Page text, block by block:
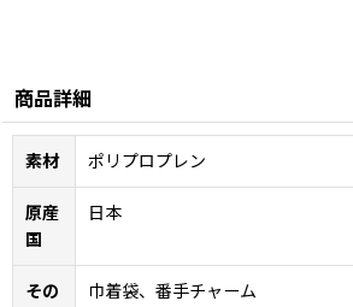
商品詳細
素材 ポリプロプレン
原産
国
日本
その
巾着袋、番手チャーム